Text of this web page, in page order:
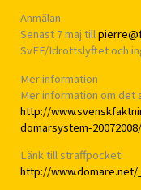
Anmälan
Senast 7 maj till
SvFF/Idrottslyftet och
Mer information
Mer information om det
http://
domarsystem-20072008/
Länk till straffpocket:
http://